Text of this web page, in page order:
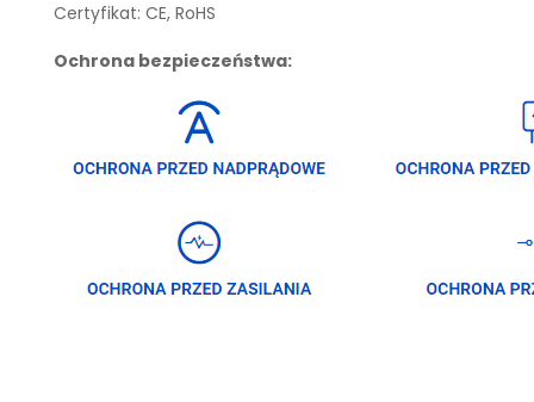
Certyfikat: CE, RoHS
Ochrona bezpieczeństwa: